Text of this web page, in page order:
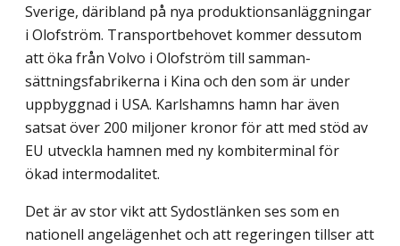
Sverige, däribland på nya produktionsanläggningar
i Olofström. Transportbehovet kommer dessutom
att öka från Volvo i Olofström till samman­
sättningsfabrikerna i Kina och den som är under
uppbyggnad i USA. Karlshamns hamn har även
satsat över 200 miljoner kronor för att med stöd av
EU utveckla hamnen med ny kombiterminal för
ökad intermodalitet.
Det är av stor vikt att Sydostlänken ses som en
nationell angelägenhet och att regeringen tillser att